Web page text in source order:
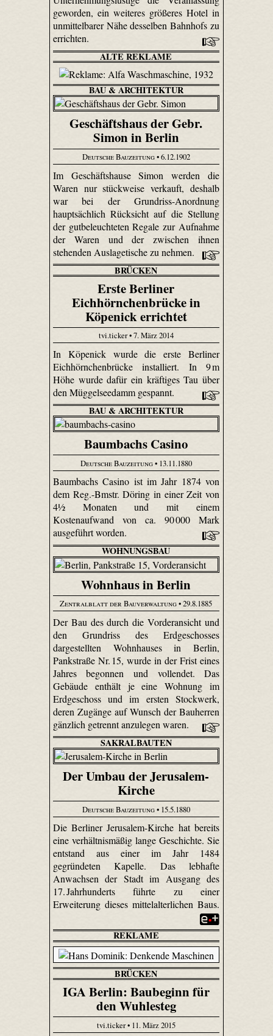
geworden, ein weiteres größeres Hotel in
unmittelbarer Nähe desselben Bahnhofs zu
errichten.
ALTE REKLAME
BAU & ARCHITEKTUR
Geschäftshaus der Gebr.
Simon in Berlin
Deutsche Bauzeitung• 6.12.1902
Im Geschäftshause Simon werden die
Waren nur stückweise verkauft, deshalb
war bei der Grundriss-Anordnung
hauptsächlich Rücksicht auf die Stellung
der gutbeleuchteten Regale zur Aufnahme
der Waren und der zwischen ihnen
stehenden Auslagetische zu nehmen.
BRÜCKEN
Erste Berliner
Eichhörnchenbrücke in
Köpenick errichtet
tvi.ticker • 7. März 2014
In Köpenick wurde die erste Berliner
Eichhörnchenbrücke installiert. In 9 m
Höhe wurde dafür ein kräftiges Tau über
den Müggelseedamm gespannt.
BAU & ARCHITEKTUR
Baumbachs Casino
Deutsche Bauzeitung• 13.11.1880
Baumbachs Casino ist im Jahr 1874 von
dem Reg.-Bmstr. Döring in einer Zeit von
4½ Monaten und mit einem
Kostenaufwand von ca. 90 000 Mark
ausgeführt worden.
WOHNUNGSBAU
Wohnhaus in Berlin
Zentralblatt der Bauverwaltung• 29.8.1885
Der Bau des durch die Vorderansicht und
den Grundriss des Erdgeschosses
dargestellten Wohnhauses in Berlin,
Pankstraße Nr. 15, wurde in der Frist eines
Jahres begonnen und vollendet. Das
Gebäude enthält je eine Wohnung im
Erdgeschoss und im ersten Stockwerk,
deren Zugänge auf Wunsch der Bauherren
gänzlich getrennt anzulegen waren.
SAKRALBAUTEN
Der Umbau der Jerusalem-
Kirche
Deutsche Bauzeitung• 15.5.1880
Die Berliner Jerusalem-Kirche hat bereits
eine verhältnismäßig lange Geschichte. Sie
entstand aus einer im Jahr 1484
gegründeten Kapelle. Das lebhafte
Anwachsen der Stadt im Ausgang des
17. Jahrhunderts führte zu einer
Erweiterung dieses mittelalterlichen Baus.
REKLAME
BRÜCKEN
IGA Berlin: Baubeginn für
den Wuhlesteg
tvi.ticker • 11. März 2015